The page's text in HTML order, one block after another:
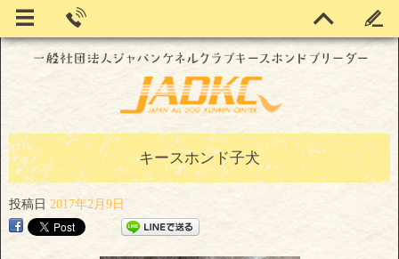
キースホンド子犬
投稿日 2017年2月9日